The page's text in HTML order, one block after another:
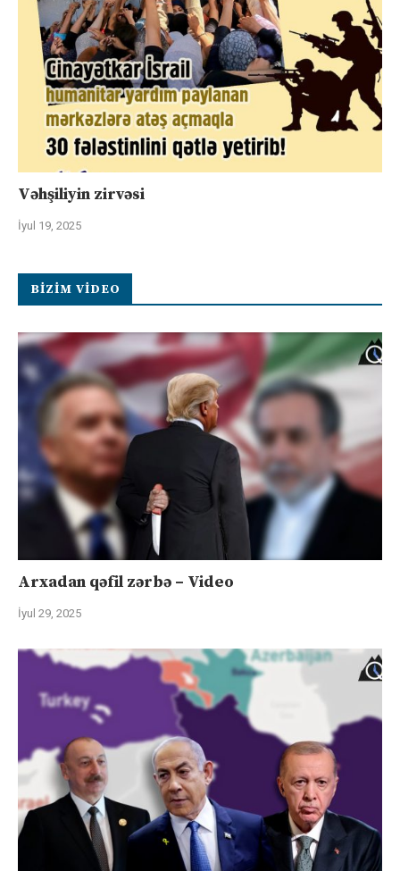
Vəhşiliyin zirvəsi
İyul 19, 2025
BIZIM VIDEO
Arxadan qəfil zərbə – Video
İyul 29, 2025